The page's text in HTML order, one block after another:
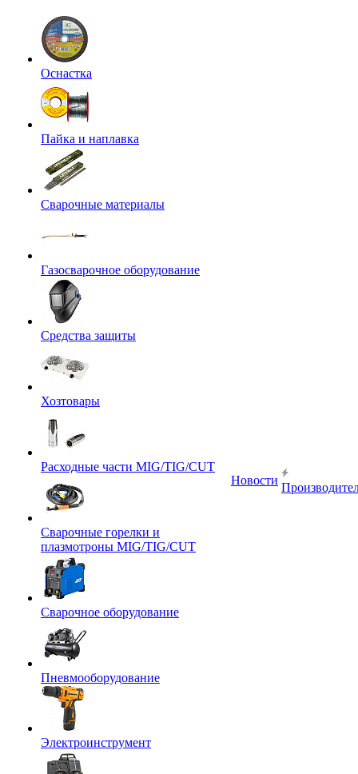
Оснастка
Пайка и наплавка
Сварочные материалы
Газосварочное оборудование
Средства защиты
Хозтовары
Расходные части MIG/TIG/CUT
Сварочные горелки и
плазмотроны MIG/TIG/CUT
Сварочное оборудование
Пневмооборудование
Электроинструмент
Новости